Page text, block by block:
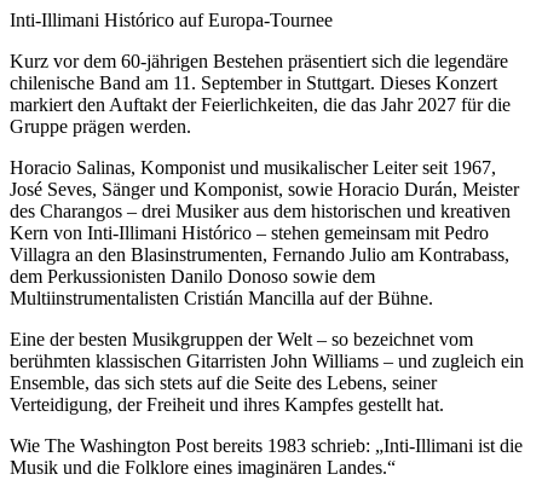
Inti-Illimani Histórico auf Europa-Tournee
Kurz vor dem 60-jährigen Bestehen präsentiert sich die legendäre
chilenische Band am 11. September in Stuttgart. Dieses Konzert
markiert den Auftakt der Feierlichkeiten, die das Jahr 2027 für die
Gruppe prägen werden.
Horacio Salinas, Komponist und musikalischer Leiter seit 1967,
José Seves, Sänger und Komponist, sowie Horacio Durán, Meister
des Charangos – drei Musiker aus dem historischen und kreativen
Kern von Inti-Illimani Histórico – stehen gemeinsam mit Pedro
Villagra an den Blasinstrumenten, Fernando Julio am Kontrabass,
dem Perkussionisten Danilo Donoso sowie dem
Multiinstrumentalisten Cristián Mancilla auf der Bühne.
Eine der besten Musikgruppen der Welt – so bezeichnet vom
berühmten klassischen Gitarristen John Williams – und zugleich ein
Ensemble, das sich stets auf die Seite des Lebens, seiner
Verteidigung, der Freiheit und ihres Kampfes gestellt hat.
Wie The Washington Post bereits 1983 schrieb: „Inti-Illimani ist die
Musik und die Folklore eines imaginären Landes.“